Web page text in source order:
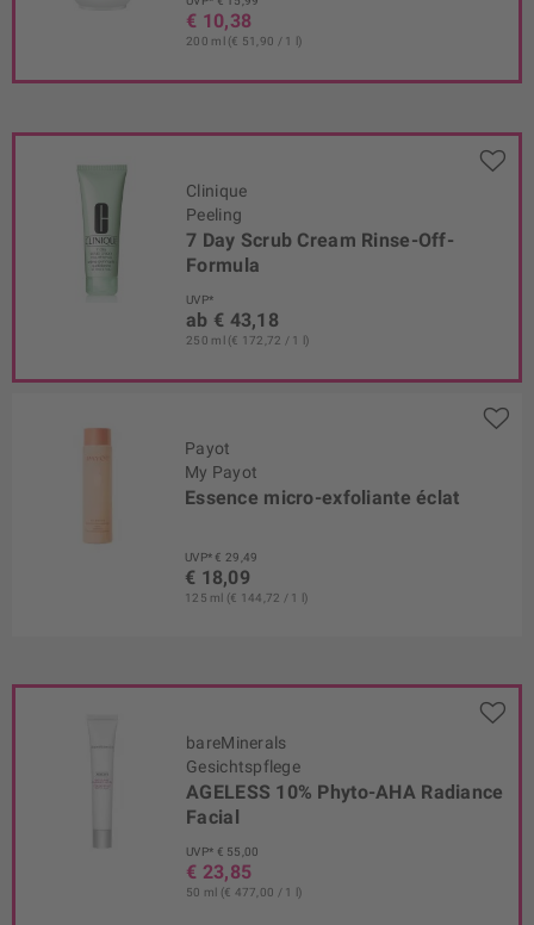
€ 10,38
200 ml (€ 51,90 / 1 l)
Clinique
Peeling
7 Day Scrub Cream Rinse-Off-
Formula
UVP*
ab € 43,18
250 ml (€ 172,72 / 1 l)
Payot
My Payot
Essence micro-exfoliante éclat
UVP* € 29,49
€ 18,09
125 ml (€ 144,72 / 1 l)
bareMinerals
Gesichtspflege
AGELESS 10% Phyto-AHA Radiance
Facial
UVP* € 55,00
€ 23,85
50 ml (€ 477,00 / 1 l)